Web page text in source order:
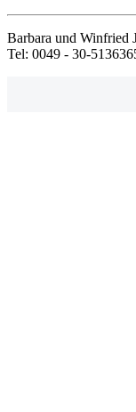
Barbara und Winfried
Tel: 0049 - 30-